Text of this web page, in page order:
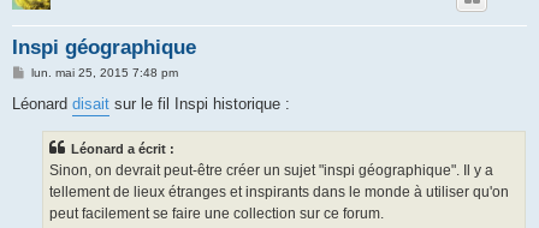
Inspi géographique
M
s
lun. mai 25, 2015 7:48 pm
Léonard disait sur le fil Inspi historique :
Léonard a écrit :
Sinon, on devrait peut-être créer un sujet "inspi géographique". Il y a
tellement de lieux étranges et inspirants dans le monde à utiliser qu'on
peut facilement se faire une collection sur ce forum.